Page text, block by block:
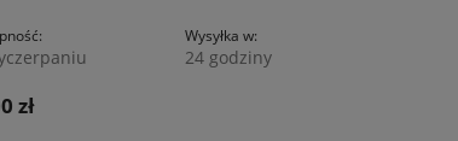
Wysyłka w:
24 godziny
zł